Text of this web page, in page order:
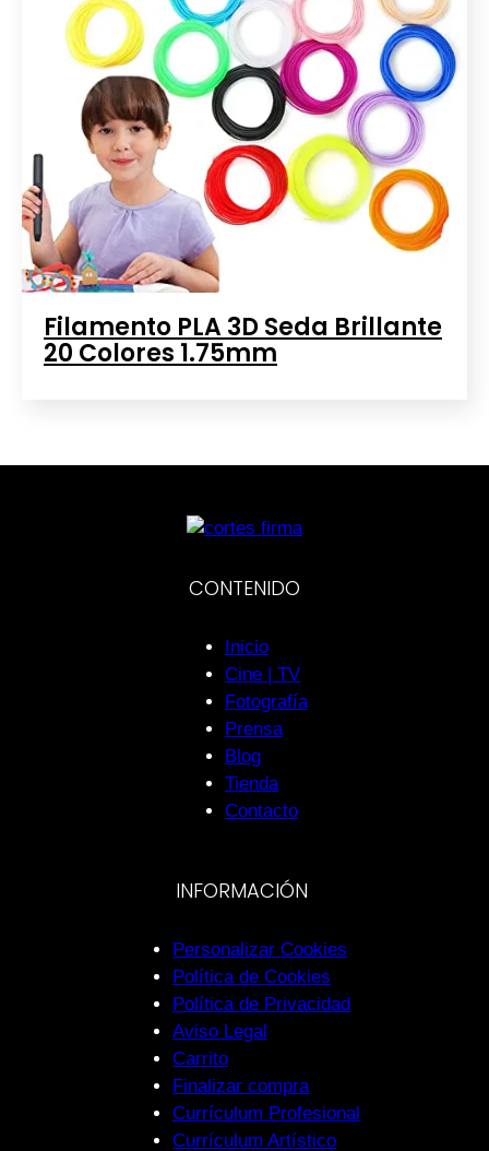
Filamento PLA 3D Seda Brillante
20 Colores 1.75mm
CONTENIDO
Inicio
Cine | TV
Fotografía
Prensa
Blog
Tienda
Contacto
INFORMACIÓN
Personalizar Cookies
Política de Cookies
Política de Privacidad
Aviso Legal
Carrito
Finalizar compra
Currículum Profesional
Currículum Artístico